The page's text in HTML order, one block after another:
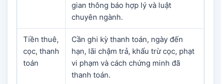
gian thông báo hợp lý và luật
chuyên ngành.
Tiền thuê,
cọc, thanh
toán
Cần ghi kỳ thanh toán, ngày đến
hạn, lãi chậm trả, khấu trừ cọc, phạt
vi phạm và cách chứng minh đã
thanh toán.